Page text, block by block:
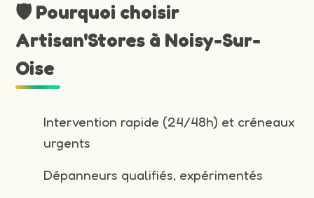
🛡️ Pourquoi choisir
Artisan'Stores à Noisy-Sur-
Oise
Intervention rapide (24/48h) et créneaux
urgents
Dépanneurs qualifiés, expérimentés